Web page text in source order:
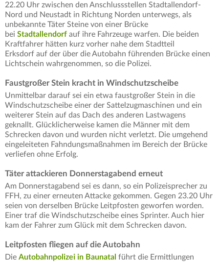
22.20 Uhr zwischen den Anschlussstellen Stadtallendorf-
Nord und Neustadt in Richtung Norden unterwegs, als
unbekannte Täter Steine von einer Brücke
bei Stadtallendorf auf ihre Fahrzeuge warfen. Die beiden
Kraftfahrer hätten kurz vorher nahe dem Stadtteil
Erksdorf auf der über die Autobahn führenden Brücke einen
Lichtschein wahrgenommen, so die Polizei.
Faustgroßer Stein kracht in Windschutzscheibe
Unmittelbar darauf sei ein etwa faustgroßer Stein in die
Windschutzscheibe einer der Sattelzugmaschinen und ein
weiterer Stein auf das Dach des anderen Lastwagens
geknallt. Glücklicherweise kamen die Männer mit dem
Schrecken davon und wurden nicht verletzt. Die umgehend
eingeleiteten Fahndungsmaßnahmen im Bereich der Brücke
verliefen ohne Erfolg.
Täter attackieren Donnerstagabend erneut
Am Donnerstagabend sei es dann, so ein Polizeisprecher zu
FFH, zu einer erneuten Attacke gekommen. Gegen 23.20 Uhr
seien von derselben Brücke Leitpfosten geworfen worden.
Einer traf die Windschutzscheibe eines Sprinter. Auch hier
kam der Fahrer zum Glück mit dem Schrecken davon.
Leitpfosten fliegen auf die Autobahn
Die Autobahnpolizei in Baunatal führt die Ermittlungen